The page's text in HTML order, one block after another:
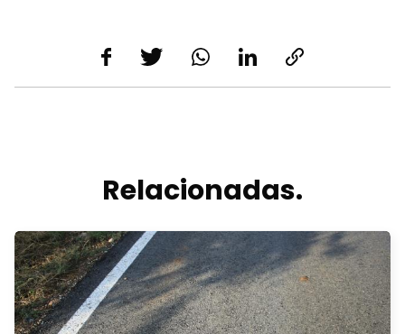
Relacionadas.